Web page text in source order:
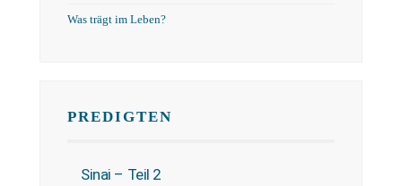
Was trägt im Leben?
PREDIGTEN
Sinai – Teil 2